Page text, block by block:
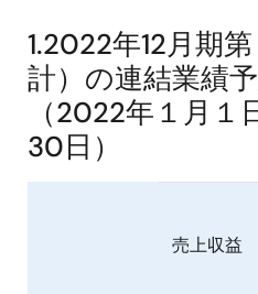
1.2022年12月期
計）の連結業績
（2022年１月１
30日）
売上収益